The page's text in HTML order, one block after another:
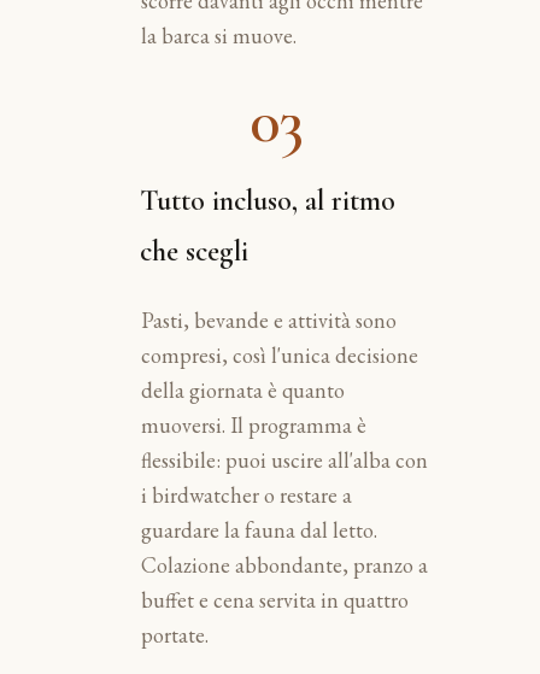
la barca si muove.
03
Tutto incluso, al ritmo
che scegli
Pasti, bevande e attività sono
compresi, così l'unica decisione
della giornata è quanto
muoversi. Il programma è
flessibile: puoi uscire all'alba con
i birdwatcher o restare a
guardare la fauna dal letto.
Colazione abbondante, pranzo a
buffet e cena servita in quattro
portate.